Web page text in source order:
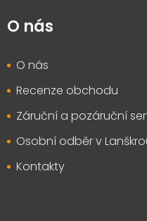
O nás
O nás
Recenze obchodu
Záruční a pozáruční
Osobní odběr v
Kontakty